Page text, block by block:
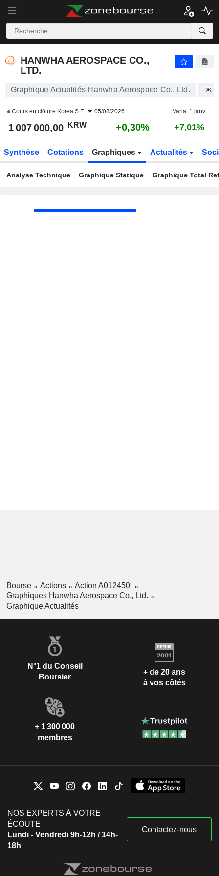
HANWHA AEROSPACE CO.,
LTD.
Graphique Actualités Hanwha Aerospace Co., Ltd.
Cours en clôture Korea S.E. 05/08/2026 Varia. 1 janv.
1 007 000,00 KRW +0,30% +7,01%
Synthèse Cotations Graphiques Actualités
Analyse Technique Graphique Statique Graphique Total
Bourse Actions
Action A012450
Graphiques Hanwha Aerospace Co., Ltd.
Graphique Actualités
N°1 du Conseil
Boursier
+ de 20 ans
à vos côtés
+ 1 300 000
membres
NOS EXPERTS À VOTRE
ÉCOUTE
Lundi - Vendredi 9h-12h / 14h-
18h
Contactez-nous